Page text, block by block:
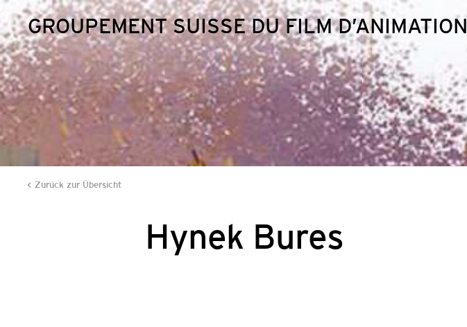
GROUPEMENT SUISSE DU FILM D’ANIMATION
Zurück zur Übersicht
Hynek Bures